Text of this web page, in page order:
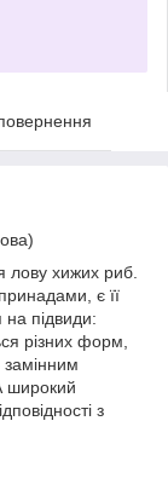
лову хижих риб.
є її
на підвиди:
різних форм,
широкий
з